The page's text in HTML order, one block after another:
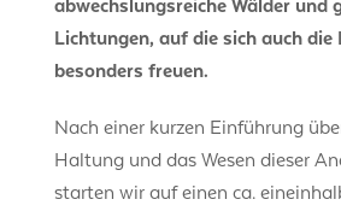
abwechslungsreiche Wälder und
Lichtungen, auf die sich auch die
besonders freuen.
Nach einer kurzen Einführung
Haltung und das Wesen dieser
starten wir auf einen ca.